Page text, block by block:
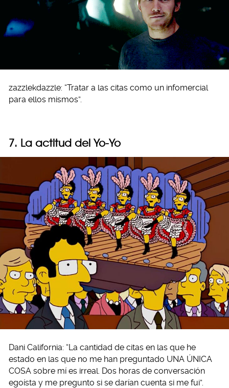
zazzlekdazzle: “Tratar a las citas como un infomercial
para ellos mismos”.
7. La actitud del Yo-Yo
Dani California: “La cantidad de citas en las que he
estado en las que no me han preguntado UNA ÚNICA
COSA sobre mí es irreal. Dos horas de conversación
egoísta y me pregunto si se darían cuenta si me fui”.